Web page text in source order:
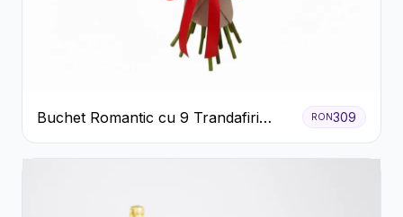
Buchet Romantic cu 9 Trandafiri
Roșii
RON309